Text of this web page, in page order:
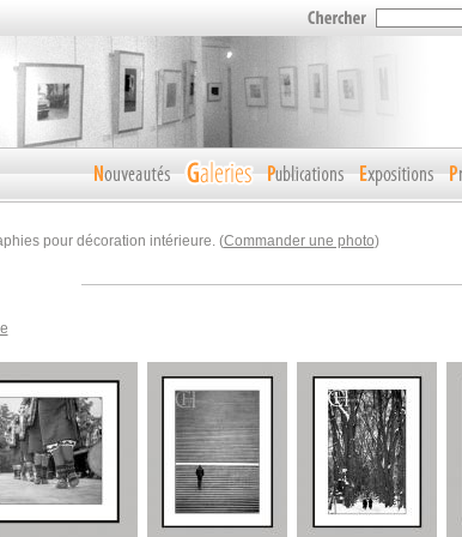
pour décoration intérieure. (Commander une photo)